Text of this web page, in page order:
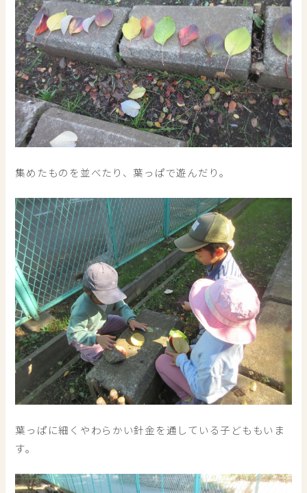
集めたものを並べたり、葉っぱで遊んだり。
葉っぱに細くやわらかい針金を通している子どももいま
す。